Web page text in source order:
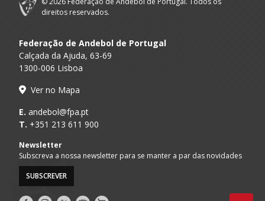
direitos reservados.
Federação de Andebol de Portugal
Calçada da Ajuda, 63-69
1300-006 Lisboa
Ver no Mapa
E. andebol@fpa.pt
T. +351 213 611 900
Newsletter
Subscreva a nossa newsletter para se manter a par das novidades
SUBSCREVER